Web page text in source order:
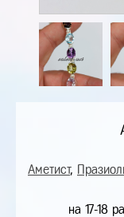
Аметист,
на 17-18